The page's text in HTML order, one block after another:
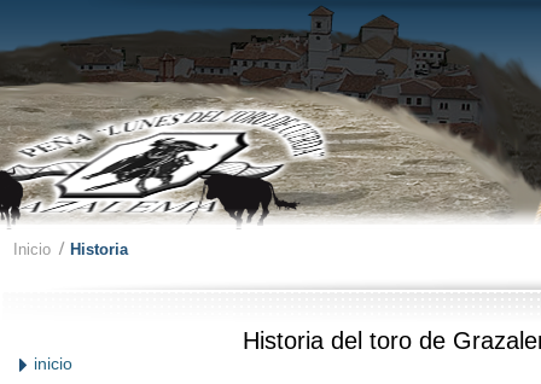
Inicio Historia
inicio
Historia del toro de